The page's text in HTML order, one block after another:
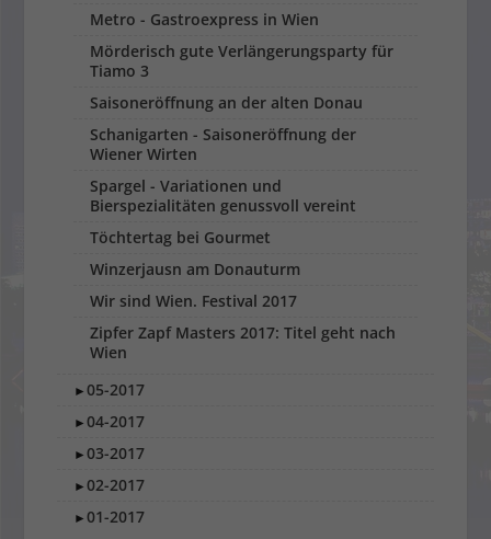
Metro - Gastroexpress in Wien
Mörderisch gute Verlängerungsparty für
Tiamo 3
Saisoneröffnung an der alten Donau
Schanigarten - Saisoneröffnung der
Wiener Wirten
Spargel - Variationen und
Bierspezialitäten genussvoll vereint
Töchtertag bei Gourmet
Winzerjausn am Donauturm
Wir sind Wien. Festival 2017
Zipfer Zapf Masters 2017: Titel geht nach
Wien
►05-2017
►04-2017
►03-2017
►02-2017
►01-2017